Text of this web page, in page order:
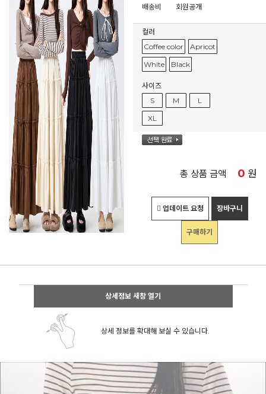
배송비
회원공개
컬러
Coffee color
Apricot
White
Black
사이즈
S
M
L
XL
총 상품 금액 0 원
업데이트 요청 장바구니
구매하기
상세정보 새창 열기
상세 정보를 확대해 보실 수 있습니다.